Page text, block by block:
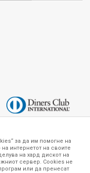
се изложени на нашата
точни и прецизни,
без ниту една грешка или
за да им помогне на
интернетот на своите
на хард дискот на
сервер. Cookies не
или да пренесат